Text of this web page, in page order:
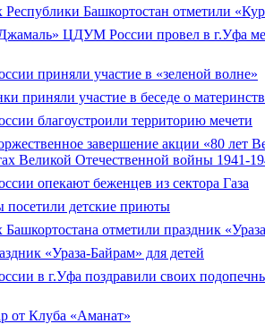
Республики Башкортостан отметили
ЦДУМ России провел в г.Уфа
приняли участие в «зеленой волне»
приняли участие в беседе о
благоустроили территорию мечети
завершение акции «80 лет
Великой Отечественной войны 1941-
опекают беженцев из сектора Газа
посетили детские приюты
отметили праздник
«Ураза-Байрам» для детей
в г.Уфа поздравили своих
от Клуба «Аманат»